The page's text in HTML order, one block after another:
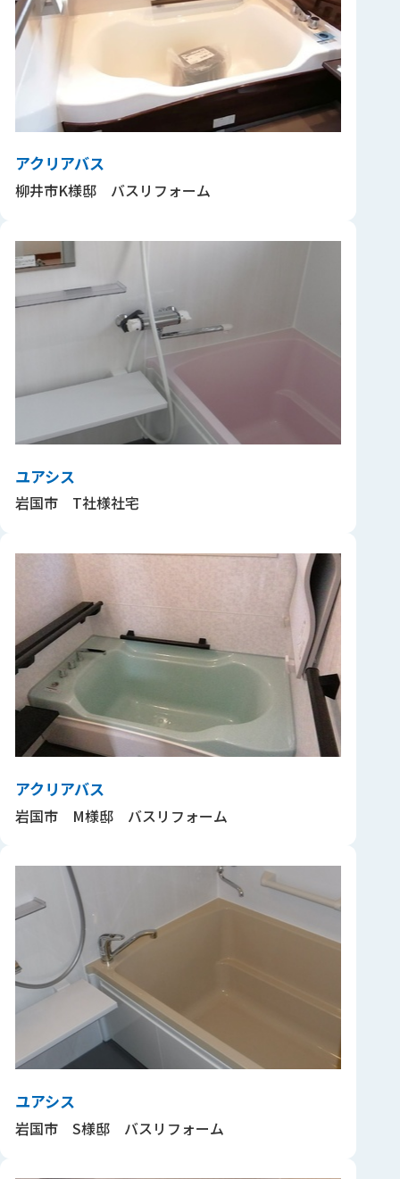
アクリアバス
柳井市K様邸 バスリフォーム
ユアシス
岩国市 T社様社宅
アクリアバス
岩国市 M様邸 バスリフォーム
ユアシス
岩国市 S様邸 バスリフォーム